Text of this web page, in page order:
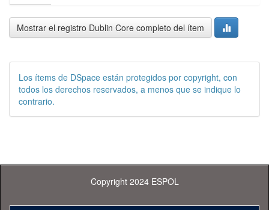
Mostrar el registro Dublin Core completo del ítem
Los ítems de DSpace están protegidos por copyright, con
todos los derechos reservados, a menos que se indique lo
contrario.
Copyright 2024 ESPOL